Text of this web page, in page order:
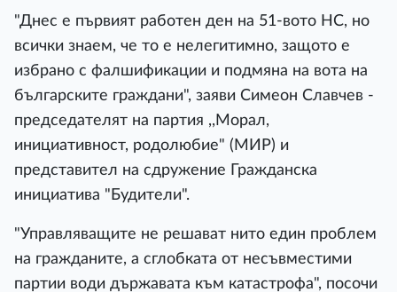
"Днес е първият работен ден на 51-вото НС, но
всички знаем, че то е нелегитимно, защото е
избрано с фалшификации и подмяна на вота на
българските граждани", заяви Симеон Славчев -
председателят на партия ,,Морал,
инициативност, родолюбие" (МИР) и
представител на сдружение Гражданска
инициатива "Будители".
"Управляващите не решават нито един проблем
на гражданите, а сглобката от несъвместими
партии води държавата към катастрофа", посочи